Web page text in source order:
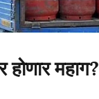
होणार महाग?